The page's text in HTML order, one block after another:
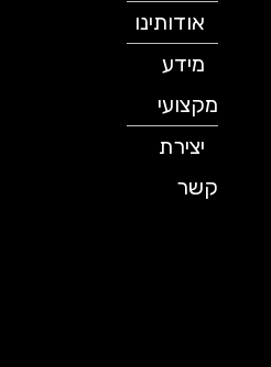
אודותינו
מידע
מקצועי
יצירת
קשר